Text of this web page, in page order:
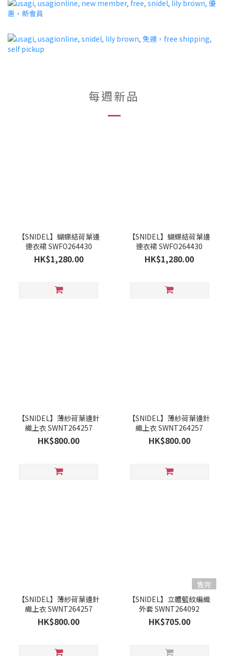
每週新品
【SNIDEL】蝴蝶結荷葉邊
連衣裙 SWFO264430
HK$1,280.00
【SNIDEL】蝴蝶結荷葉邊
連衣裙 SWFO264430
HK$1,280.00
【SNIDEL】薄紗荷葉邊針
織上衣 SWNT264257
HK$800.00
【SNIDEL】薄紗荷葉邊針
織上衣 SWNT264257
HK$800.00
【SNIDEL】薄紗荷葉邊針
織上衣 SWNT264257
HK$800.00
售完
【SNIDEL】立體籃紋編織
外套 SWNT264092
HK$705.00